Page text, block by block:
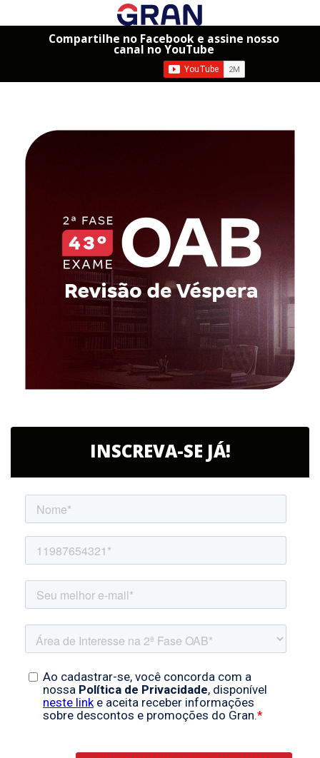
Compartilhe no Facebook e assine nosso
canal no YouTube
INSCREVA-SE JÁ!